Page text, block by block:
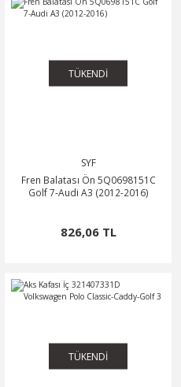
TÜKENDİ
SYF
Fren Balatası Ön 5Q0698151C
Golf 7-Audi A3 (2012-2016)
826,06 TL
TÜKENDİ